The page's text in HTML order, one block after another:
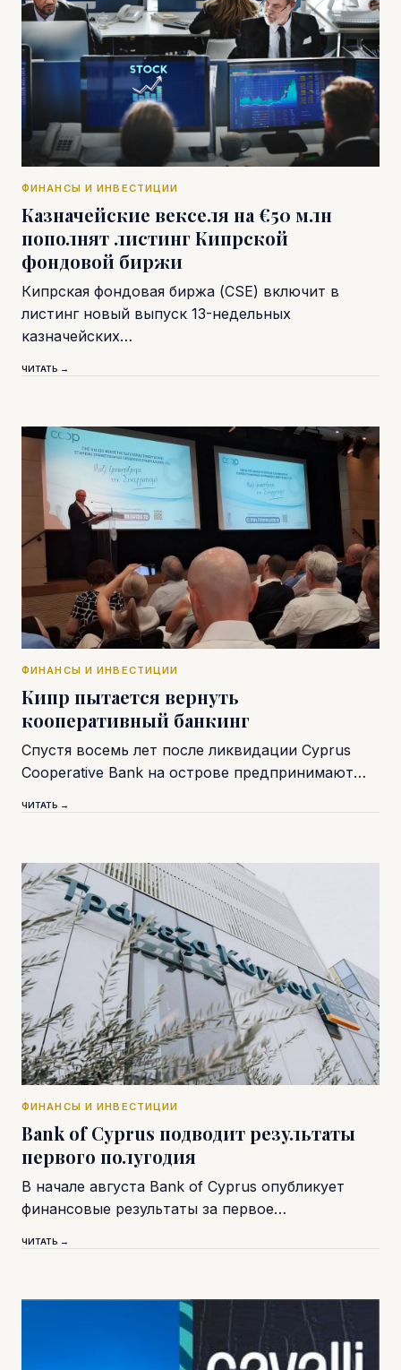
ФИНАНСЫ И ИНВЕСТИЦИИ
Казначейские векселя на €50 млн
пополнят листинг Кипрской
фондовой биржи
Кипрская фондовая биржа (CSE) включит в
листинг новый выпуск 13-недельных
казначейских…
ЧИТАТЬ →
ФИНАНСЫ И ИНВЕСТИЦИИ
Кипр пытается вернуть
кооперативный банкинг
Спустя восемь лет после ликвидации Cyprus
Cooperative Bank на острове предпринимают…
ЧИТАТЬ →
ФИНАНСЫ И ИНВЕСТИЦИИ
Bank of Cyprus подводит результаты
первого полугодия
В начале августа Bank of Cyprus опубликует
финансовые результаты за первое…
ЧИТАТЬ →